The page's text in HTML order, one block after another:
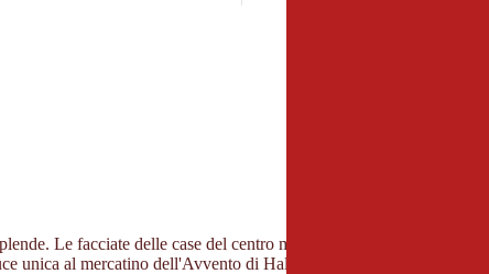
Le facciate delle case del centro medievale dell'ex città delle
unica al mercatino dell'Avvento di Hall.